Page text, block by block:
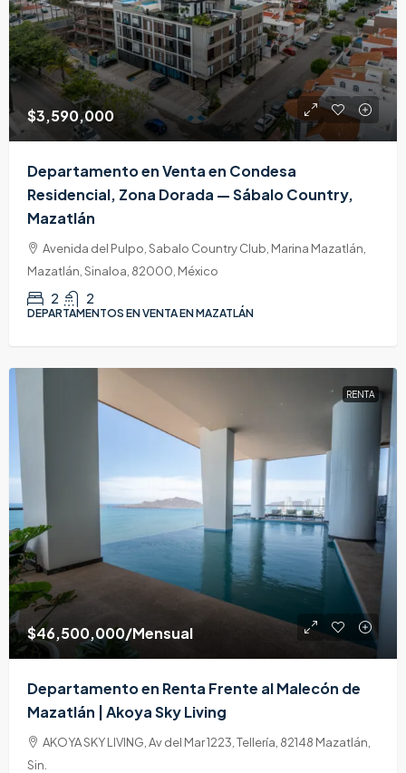
$3,590,000
Departamento en Venta en Condesa
Residencial, Zona Dorada — Sábalo Country,
Mazatlán
Avenida del Pulpo, Sabalo Country Club, Marina Mazatlán,
Mazatlán, Sinaloa, 82000, México
2 2
DEPARTAMENTOS EN VENTA EN MAZATLÁN
RENTA
$46,500,000/Mensual
Departamento en Renta Frente al Malecón de
Mazatlán | Akoya Sky Living
AKOYA SKY LIVING, Av del Mar 1223, Tellería, 82148 Mazatlán,
Sin.